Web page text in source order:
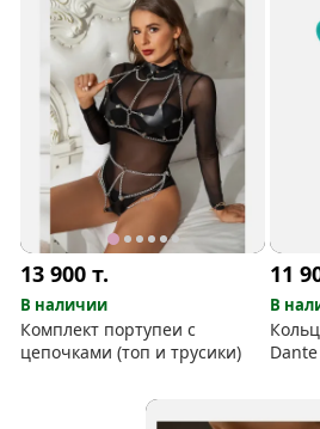
13 900т.
В наличии
Комплект портупеи с
цепочками (топ и трусики)
11
В